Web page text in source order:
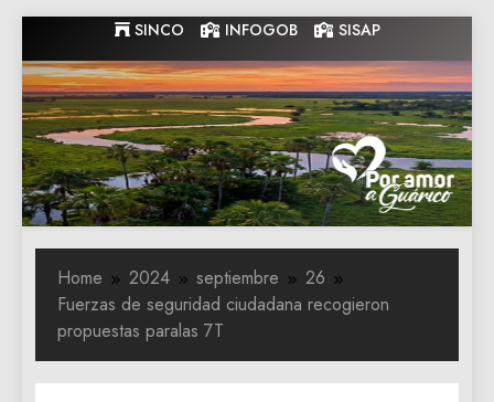
to
content
SINCO INFOGOB SISAP
Gobernacion
de Guarico
Gobernacion de Guarico
Home 2024 septiembre
26
Fuerzas de seguridad ciudadana recogieron
propuestas paralas 7T